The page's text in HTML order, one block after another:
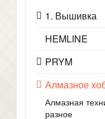
1. Вышивка
HEMLINE
PRYM
Алмазное
Алмазная
разное